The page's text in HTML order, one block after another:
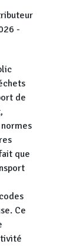
-
de
que
Ce